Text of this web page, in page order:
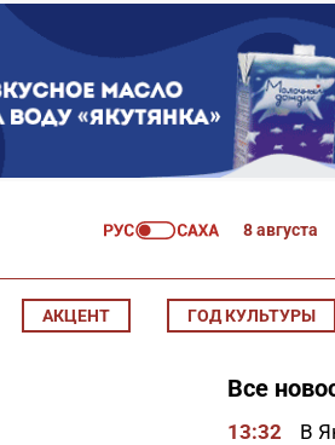
8 августа
АКЦЕНТ ГОД КУЛЬТУРЫ
Все
13:32
В